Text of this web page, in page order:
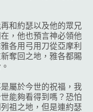
和約瑟以及他的眾兄
，他也預言神必領他
各用弓用刀從亞摩利
奪回之地，雅各都賜
屬於今世的祝福，我
能夠看得到嗎？恐怕
祖之地，但是連約瑟